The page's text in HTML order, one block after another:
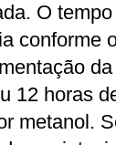
O
conforme
12 horas
metanol.